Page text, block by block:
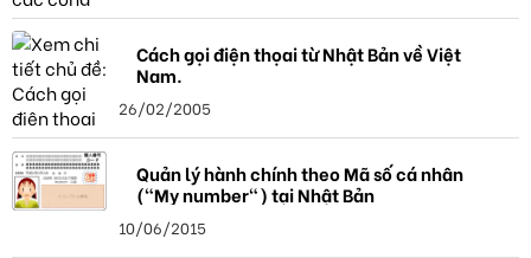
Cách gọi điện thọai từ Nhật Bản về Việt
Nam.
26/02/2005
Quản lý hành chính theo Mã số cá nhân
("My number") tại Nhật Bản
10/06/2015